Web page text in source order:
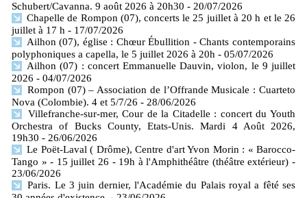
Schubert/Cavanna. 9 août 2026 à 20h30 - 20/07/2026
Chapelle de Rompon (07), concerts le 25 juillet à 20 h et le 26
juillet à 17 h - 17/07/2026
Ailhon (07), église : Chœur Ébullition - Chants contemporains
polyphoniques a capella, le 5 juillet 2026 à 20h - 05/07/2026
Ailhon (07) : concert Emmanuelle Dauvin, violon, le 9 juillet
2026 - 04/07/2026
Rompon (07) – Association de l’Offrande Musicale : Cuarteto
Nova (Colombie). 4 et 5/7/26 - 28/06/2026
Villefranche-sur-mer, Cour de la Citadelle : concert du Youth
Orchestra of Bucks County, Etats-Unis. Mardi 4 Août 2026,
19h30 - 26/06/2026
Le Poët-Laval ( Drôme), Centre d'art Yvon Morin : « Barocco-
Tango » - 15 juillet 26 - 19h à l'Amphithéâtre (théâtre extérieur) -
23/06/2026
Paris. Le 3 juin dernier, l'Académie du Palais royal a fêté ses